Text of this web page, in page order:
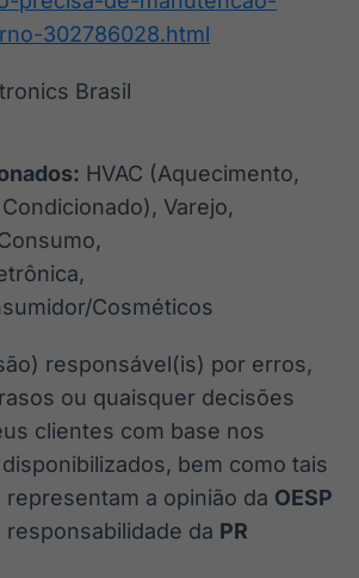
302786028.html
Brasil
HVAC (Aquecimento,
Varejo,
Cosméticos
responsável(is) por erros,
ou quaisquer decisões
clientes com base nos
bem como tais
a opinião da OESP
da PR